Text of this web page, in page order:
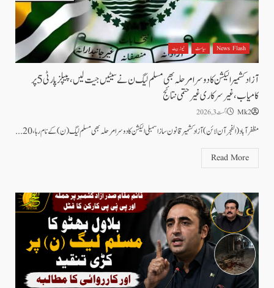
News Flash سیاست نیوز بیٹ
آزاد کشمیر الیکشن کا دوسرا مرحلہ بھی مسلم لیگ ن نے سیٹیں جیت لیں، پیپلزپارٹی 5 پر
کامیاب،غیرسرکاری غیرحتمی نتائج
Mk2 اگست 3, 2026
مظفرآباد(الفجرآن لائن)آزاد کشمیر قانون ساز اسمبلی الیکشن کا دوسرا مرحلہ بھی مسلم لیگ (ن)کے نام رہا، 20...
Read More